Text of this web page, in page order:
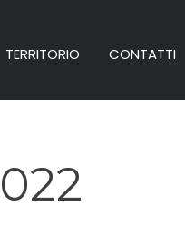
TERRITORIO CONTATTI